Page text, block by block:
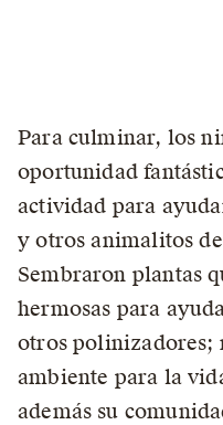
Para culminar, los
oportunidad
actividad para
y otros animalitos
Sembraron plantas
hermosas para
otros polinizadores;
ambiente para la
además su